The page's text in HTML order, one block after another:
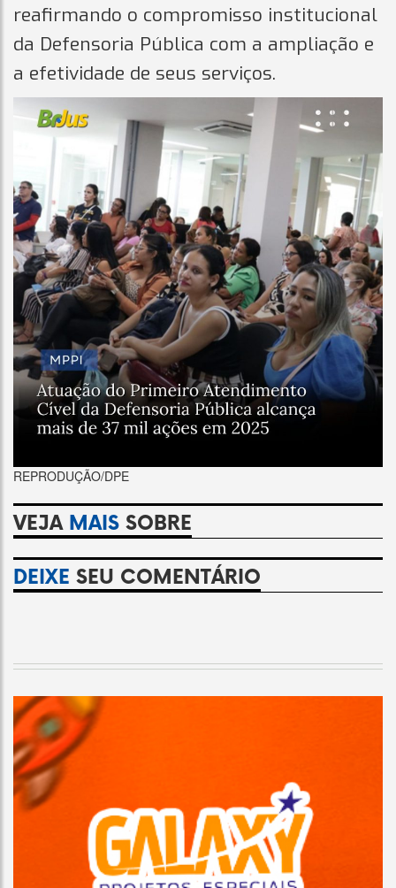
reafirmando o compromisso institucional
da Defensoria Pública com a ampliação e
a efetividade de seus serviços.
REPRODUÇÃO/DPE
VEJA MAIS SOBRE
DEIXE SEU COMENTÁRIO